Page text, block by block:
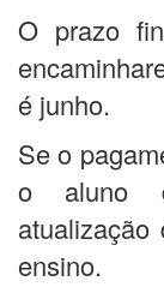
O prazo
é junho.
Se o
o aluno
ensino.